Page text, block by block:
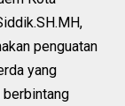
penguatan
yang